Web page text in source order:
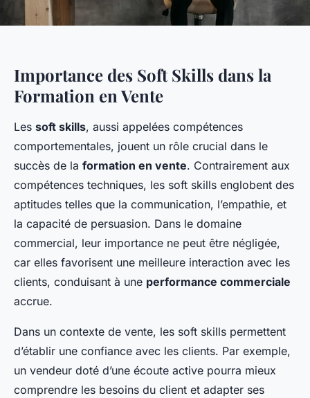
Importance des Soft Skills dans la
Formation en Vente
Les soft skills, aussi appelées compétences
comportementales, jouent un rôle crucial dans le
succès de la formation en vente. Contrairement aux
compétences techniques, les soft skills englobent des
aptitudes telles que la communication, l’empathie, et
la capacité de persuasion. Dans le domaine
commercial, leur importance ne peut être négligée,
car elles favorisent une meilleure interaction avec les
clients, conduisant à une performance commerciale
accrue.
Dans un contexte de vente, les soft skills permettent
d’établir une confiance avec les clients. Par exemple,
un vendeur doté d’une écoute active pourra mieux
comprendre les besoins du client et adapter ses